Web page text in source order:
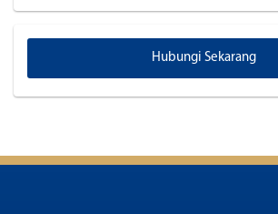
Hubungi Sekarang